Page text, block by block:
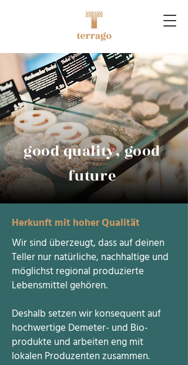
good quality, good
future
Herkunft mit hoher Qualität
Wir sind überzeugt, dass auf deinen
Teller nur natürliche, nachhaltige und
möglichst regional produzierte
Lebensmittelgehören.
Deshalb setzen wir konsequent auf
hochwertige Demeter- und Bio-
produkte und arbeiten eng mit
lokalen Produzenten zusammen.